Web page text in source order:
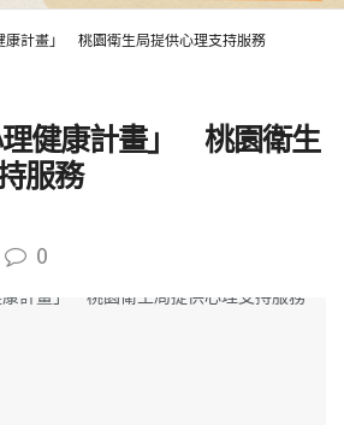
康計畫」 桃園衛生局提供心理支持服務
理健康計畫」 桃園衛生
服務
0